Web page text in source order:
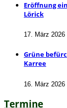
Eröffnung
Lörick
17. März 2026
Grüne
Karree
16. März 2026
Termine